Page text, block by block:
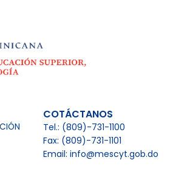
COTÁCTANOS
Tel.: (809)-731-1100
Fax: (809)-731-1101
Email: info@mescyt.gob.do